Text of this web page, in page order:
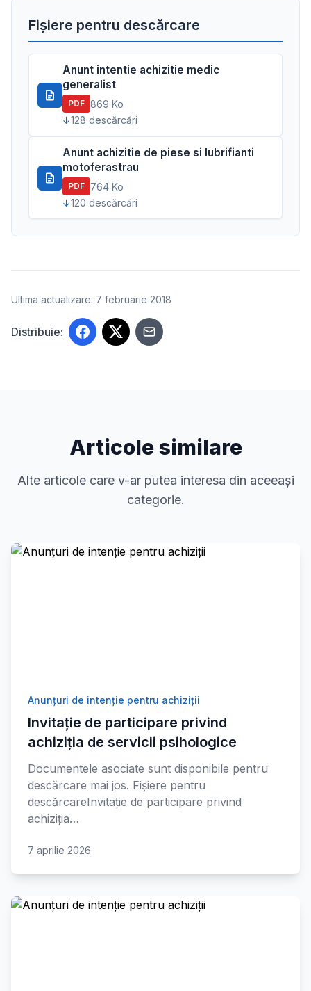
Fișiere pentru descărcare
Anunt intentie achizitie medic
generalist
PDF 869 Ko
128 descărcări
Anunt achizitie de piese si lubrifianti
motoferastrau
PDF 764 Ko
120 descărcări
Ultima actualizare: 7 februarie 2018
Distribuie:
Articole similare
Alte articole care v-ar putea interesa din aceeași
categorie.
Anunțuri de intenție pentru achiziții
Invitație de participare privind
achiziția de servicii psihologice
Documentele asociate sunt disponibile pentru
descărcare mai jos. Fișiere pentru
descărcareInvitație de participare privind
achiziția…
7 aprilie 2026